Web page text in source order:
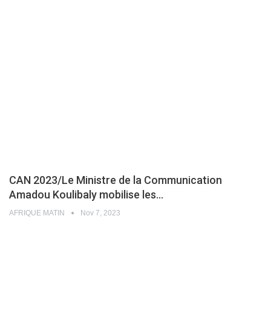
CAN 2023/Le Ministre de la Communication
Amadou Koulibaly mobilise les…
AFRIQUE MATIN Nov 7, 2023